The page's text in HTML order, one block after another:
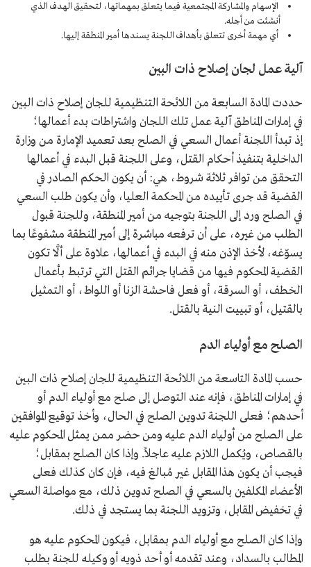
الإسهام والمشاركة المجتمعية فيما يتعلق بمهماتها، لتحقيق الهدف الذي
أنشئت من أجله.
أي مهمة أخرى تتعلق بأهداف اللجنة يسندها أمير المنطقة إليها.
آلية عمل لجان إصلاح ذات البين
حددت المادة السابعة من اللائحة التنظيمية للجان إصلاح ذات البين
في إمارات المناطق آلية عمل تلك اللجان واشتراطات بدء أعمالها؛
إذ تبدأ اللجنة أعمال السعي في الصلح بعد تعميد الإمارة من وزارة
الداخلية بتنفيذ أحكام القتل، وعلى اللجنة قبل البدء في أعمالها
التحقق من توافر ثلاثة شروط، هي: أن يكون الحكم الصادر في
القضية قد جرى تأييده من المحكمة العليا، وأن يكون طلب السعي
في الصلح ورد إلى اللجنة بتوجيه من أمير المنطقة، وللجنة قبول
الطلب من غيره، على أن ترفعه مباشرة إلى أمير المنطقة مشفوعًا بما
يسوّغه، لأخذ الإذن منه في البدء في أعمالها، علاوة على ألَّا تكون
القضية المحكوم فيها من قضايا جرائم القتل التي ترتبط بأعمال
الخطف، أو السرقة، أو فعل فاحشة الزنا أو اللواط، أو التمثيل
بالقتيل، أو تبييت النية بالقتل.
الصلح مع أولياء الدم
حسب المادة التاسعة من اللائحة التنظيمية للجان إصلاح ذات البين
في إمارات المناطق، فإنه عند التوصل إلى صلح مع أولياء الدم أو
أحدهم؛ فعلى اللجنة تدوين الصلح في الحال، وأخذ توقيع الموافقين
على الصلح من أولياء الدم عليه ومن حضر ممن يمثل المحكوم عليه
بالقصاص، ويُكمل اللازم عليه عاجلاً. وإذا كان الصلح بمقابل؛
فيجب أن يكون هذا المقابل غير مُبالغ فيه، فإن كان كذلك فعلى
الأعضاء المكلفين بالسعي في الصلح تدوين ذلك، مع مواصلة السعي
في تخفيض المقابل، وتزويد اللجنة بما يستجد في ذلك.
وإذا كان الصلح مع أولياء الدم بمقابل، فيكون المحكوم عليه هو
المطالب بالسداد، وعند تقدمه أو أحد ذويه أو وكيله للجنة بطلب